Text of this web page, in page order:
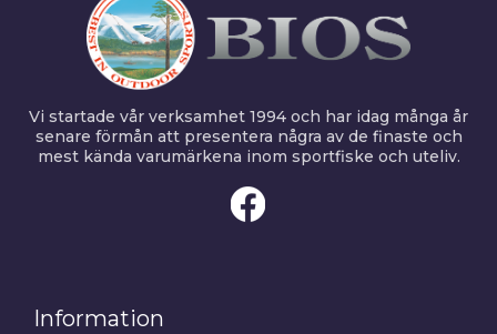
Vi startade vår verksamhet 1994 och har idag många år
senare förmån att presentera några av de finaste och
mest kända varumärkena inom sportfiske och uteliv.
Information